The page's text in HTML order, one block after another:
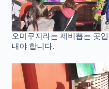
오미쿠지라는 제비뽑는 곳
내야 합니다.